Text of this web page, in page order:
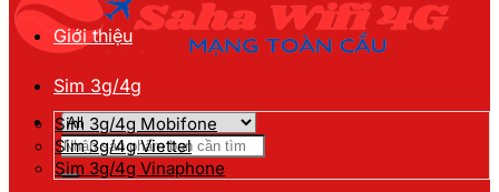
Tìm
kiếm:
Giới thiệu
Sim 3g/4g
Sim 3g/4g Mobifone
Sim 3g/4g Viettel
Sim 3g/4g Vinaphone